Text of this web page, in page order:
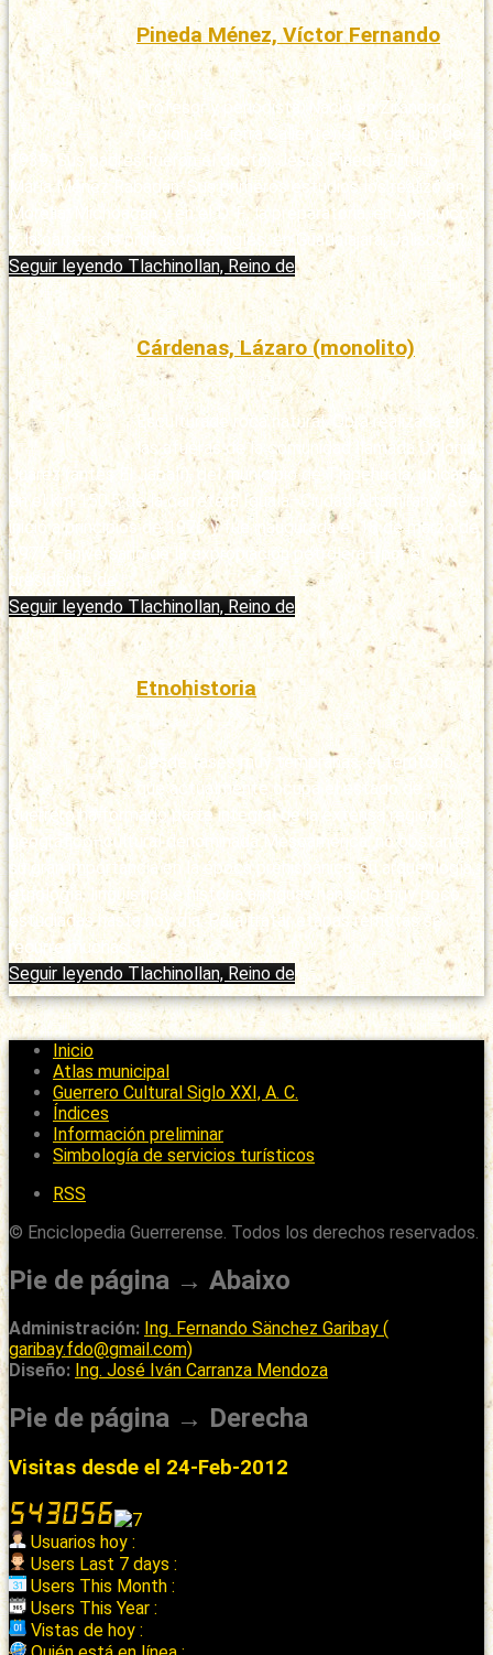
Pineda Ménez, Víctor Fernando
Publicado: 11/03/2020
Profesor y periodista. Nació en Zirándaro
(región de Tierra Caliente) el 16 de julio de
1939. Sus padres fueron el doctor Jesús Pineda Ortuño y
María Ménez Rabadán. Sus primeros estudios los realizó en
Morelia, Michoacán y en el D. F.; la preparatoria, en Acapulco;
y, la carrera de profesor de inglés, en Guadalajara, Jalisco. …
Seguir leyendo Tlachinollan, Reino de
Cárdenas, Lázaro (monolito)
Publicado: 11/03/2020
Esculturade roca natural. Obra realizada en
las afueras de la comunidad llamada Colonia
Juárez (antes El Jabalí), del municipio de Tlapehuala, ubicada
en el km 150.5 de la carretera Iguala–Ciudad Altamirano. Se
inició a principios de 1976 y fue inaugurada el 18 de marzo de
1977 –aniversario de la expropiación petrolera– por el
presidente de …
Seguir leyendo Tlachinollan, Reino de
Etnohistoria
Publicado: 11/03/2020
Desde fases muy tempranas, el territorio
que actualmente ocupa el estado de
Guerrero ha formado parte integral de la extensa región
geográfico–cultural denominada Mesoamérica; no obstante
su gran importancia en la época prehispánica, su arqueología,
etnología, lingüística e historia antiguas han sido muy poco
estudiadas hasta hoy día. Para tratar etapas remotas se
recurre muchas …
Seguir leyendo Tlachinollan, Reino de
Inicio
Atlas municipal
Guerrero Cultural Siglo XXI, A. C.
Índices
Información preliminar
Simbología de servicios turísticos
RSS
© Enciclopedia Guerrerense. Todos los derechos reservados.
Pie de página → Abaixo
Administración: Ing. Fernando Sänchez Garibay (
garibay.fdo@gmail.com)
Diseño: Ing. José Iván Carranza Mendoza
Pie de página → Derecha
Visitas desde el 24-Feb-2012
Usuarios hoy :
Users Last 7 days :
Users This Month :
Users This Year :
Vistas de hoy :